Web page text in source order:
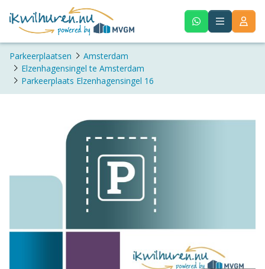
Parkeerplaatsen
Amsterdam
Elzenhagensingel te Amsterdam
Parkeerplaats Elzenhagensingel 16